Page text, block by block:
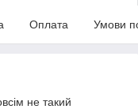
Оплата Умови
не такий